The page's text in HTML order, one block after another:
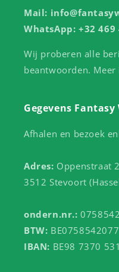
Mail:
WhatsApp: +32 469
Wij proberen alle
beantwoorden.
Gegevens Fantasy
Afhalen en bezoek
Adres: Oppenstraat
3512 Stevoort
ondern.nr.:
BTW: BE0758542077
IBAN: BE98 7370